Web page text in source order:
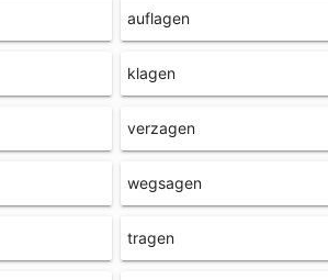
auflagen
klagen
verzagen
wegsagen
tragen